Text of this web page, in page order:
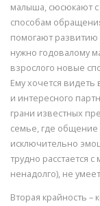
малыша, сюсюкают с
способам
помогают развитию
нужно годовалому
взрослого новые
Ему хочется видеть
и интересного
грани известных
семье, где общение
исключительно
трудно расстается
ненадолго), не
Вторая крайность –